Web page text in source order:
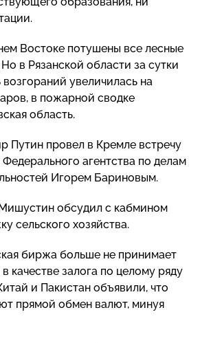
Востоке потушены все лесные
в Рязанской области за сутки
увеличилась на
в пожарной сводке
область.
Путин провел в Кремле встречу
Федерального агентства по делам
Игорем Бариновым.
обсудил с кабмином
сельского хозяйства.
биржа больше не принимает
качестве залога по целому ряду
и Пакистан объявили, что
прямой обмен валют, минуя